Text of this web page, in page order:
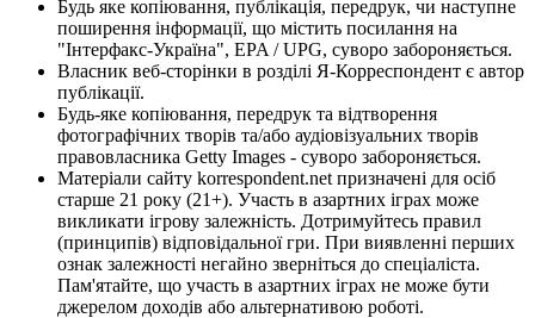
Будь яке копіювання, публікація, передрук, чи наступне
поширення інформації, що містить посилання на
"Інтерфакс-Україна", EPA / UPG, суворо забороняється.
Власник веб-сторінки в розділі Я-Корреспондент є автор
публікації.
Будь-яке копіювання, передрук та відтворення
фотографічних творів та/або аудіовізуальних творів
правовласника Getty Images - суворо забороняється.
Матеріали сайту korrespondent.net призначені для осіб
старше 21 року (21+). Участь в азартних іграх може
викликати ігрову залежність. Дотримуйтесь правил
(принципів) відповідальної гри. При виявленні перших
ознак залежності негайно зверніться до спеціаліста.
Пам'ятайте, що участь в азартних іграх не може бути
джерелом доходів або альтернативою роботі.